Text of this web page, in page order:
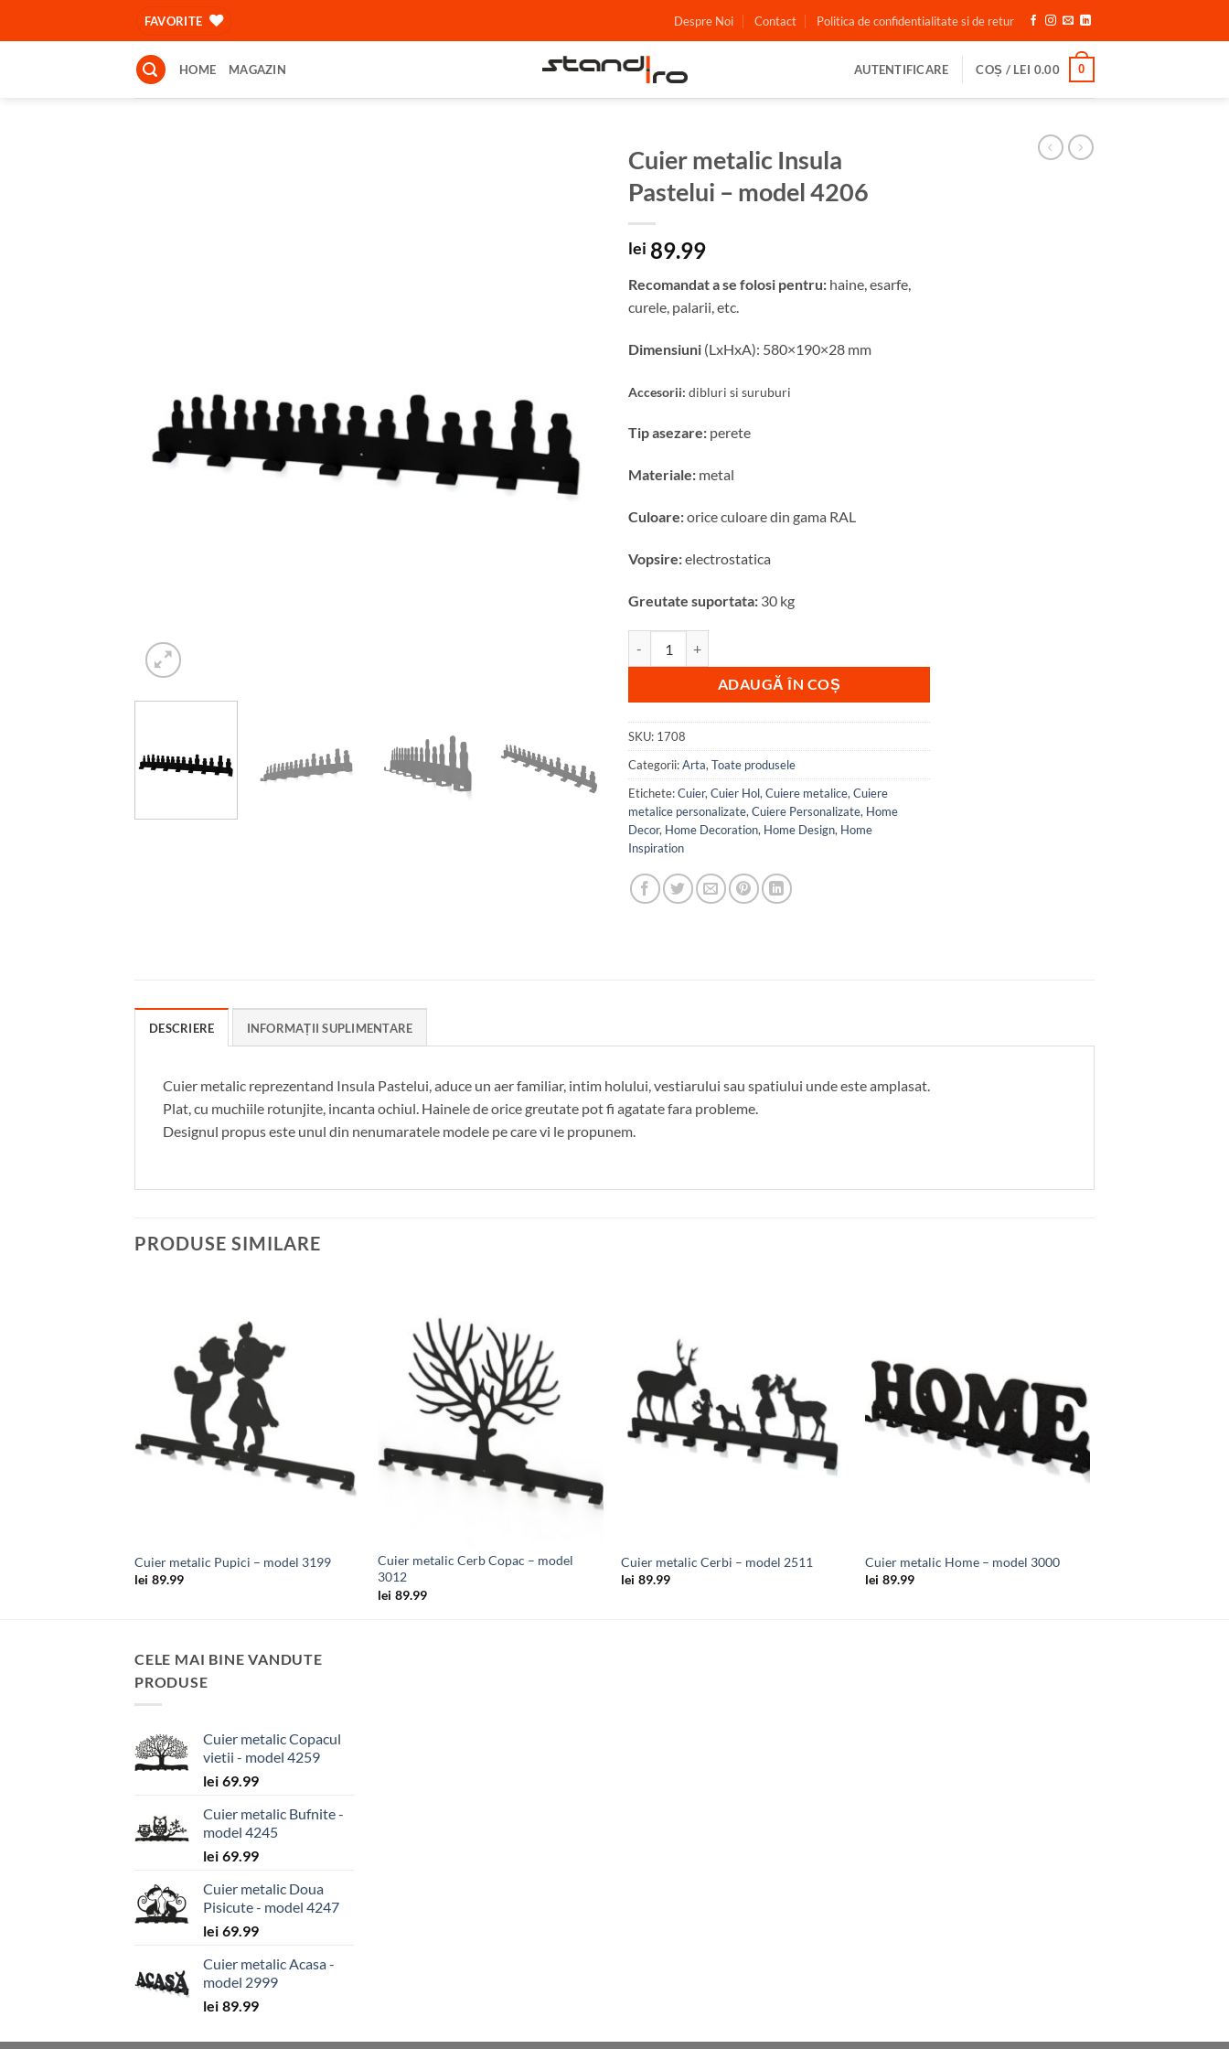
FAVORITE Despre Noi Contact Politica de confidentialitate si de retur
HOME MAGAZIN AUTENTIFICARE COȘ / LEI 0.00 0
Cuier metalic Insula
Pastelui – model 4206
lei 89.99
Recomandat a se folosi pentru: haine, esarfe,
curele, palarii, etc.
Dimensiuni (LxHxA): 580×190×28 mm
Accesorii: dibluri si suruburi
Tip asezare: perete
Materiale: metal
Culoare:orice culoare din gama RAL
Vopsire:electrostatica
Greutate suportata: 30 kg
ADAUGĂ ÎN COȘ
SKU: 1708
Categorii:Arta,Toate produsele
Etichete:Cuier,Cuier Hol,Cuiere metalice,Cuiere
metalice personalizate,Cuiere Personalizate, Home
Decor, Home Decoration, Home Design, Home
Inspiration
DESCRIERE INFORMAȚII SUPLIMENTARE
Cuier metalic reprezentand Insula Pastelui, aduce un aer familiar, intim holului, vestiarului sau spatiului unde este amplasat.
Plat, cu muchiile rotunjite, incanta ochiul. Hainele de orice greutate pot fi agatate fara probleme.
Designul propus este unul din nenumaratele modele pe care vi le propunem.
PRODUSE SIMILARE
Cuier metalic Pupici – model 3199
lei 89.99
wishlist
Cuier metalic Cerb Copac – model
3012
lei 89.99
Cuier metalic Cerbi – model 2511
lei 89.99
Cuier metalic Home – model 3000
lei 89.99
CELE MAI BINE VANDUTE
PRODUSE
Cuier metalic Copacul
vietii - model 4259
lei 69.99
Cuier metalic Bufnite -
model 4245
lei 69.99
Cuier metalic Doua
Pisicute - model 4247
lei 69.99
Cuier metalic Acasa -
model 2999
lei 89.99